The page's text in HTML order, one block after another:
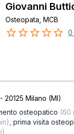
Giovanni
Osteopata, MCB
0
20125 Milano (MI)
osteopatico (60
prima visita